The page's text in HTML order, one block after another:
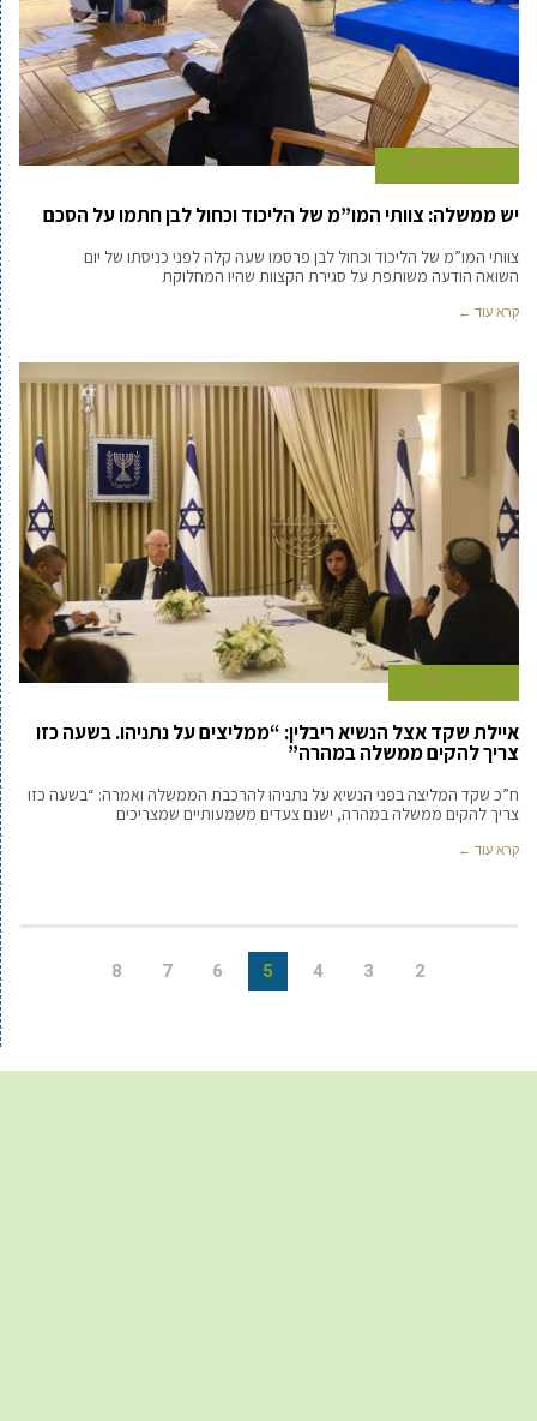
20 באפריל 2020
יש ממשלה: צוותי המו”מ של הליכוד וכחול לבן חתמו על הסכם
צוותי המו”מ של הליכוד וכחול לבן פרסמו שעה קלה לפני כניסתו של יום
השואה הודעה משותפת על סגירת הקצוות שהיו המחלוקת
קרא עוד ←
15 במרץ 2020
איילת שקד אצל הנשיא ריבלין: “ממליצים על נתניהו. בשעה כזו
צריך להקים ממשלה במהרה”
ח”כ שקד המליצה בפני הנשיא על נתניהו להרכבת הממשלה ואמרה: “בשעה כזו
צריך להקים ממשלה במהרה, ישנם צעדים משמעותיים שמצריכים
קרא עוד ←
2
3
4
5
6
7
8